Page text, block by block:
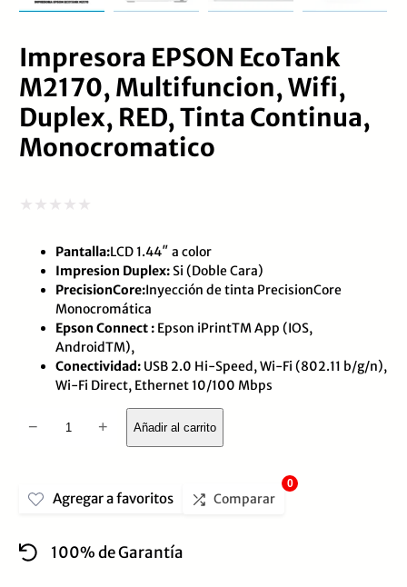
Impresora EPSON EcoTank
M2170, Multifuncion, Wifi,
Duplex, RED, Tinta Continua,
Monocromatico
con
Pantalla:LCD 1.44″ a color
Impresion Duplex: Si (Doble Cara)
PrecisionCore:Inyección de tinta PrecisionCore
Monocromática
Epson Connect : Epson iPrintTM App (IOS,
AndroidTM),
Conectividad: USB 2.0 Hi-Speed, Wi-Fi (802.11 b/g/n),
Wi-Fi Direct, Ethernet 10/100 Mbps
Impresora
M2170,
Wifi,
− + Añadir al carrito
Agregar a favoritos Comparar
0
100% de Garantía